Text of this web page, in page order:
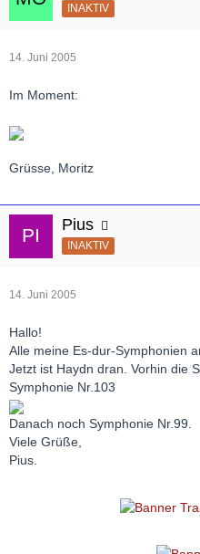
INAKTIV
14. Juni 2005
Im Moment:
Grüsse, Moritz
Pius
INAKTIV
14. Juni 2005
Hallo!
Alle meine Es-dur-Symphonien
Jetzt ist Haydn dran. Vorhin die
Symphonie Nr.103
Danach noch Symphonie Nr.99.
Viele Grüße,
Pius.